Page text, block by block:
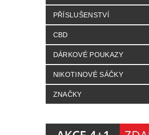
PŘÍSLUŠENSTVÍ
CBD
DÁRKOVÉ POUKAZY
NIKOTINOVÉ SÁČKY
ZNAČKY